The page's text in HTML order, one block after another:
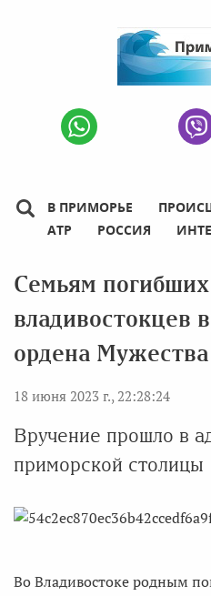
В ПРИМОРЬЕ
АТР
РОССИЯ
Семьям
владивостокцев
ордена Мужества
18 июня 2023 г., 22:28:24
Вручение прошло в
приморской столицы
Во Владивостоке родным